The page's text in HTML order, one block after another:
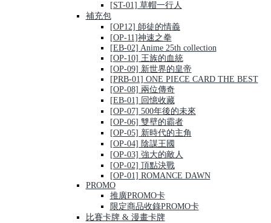
[ST-01] 草帽一行人
補充包
[OP12] 師徒的情義
[OP-11]神速之拳
[EB-02] Anime 25th collection
[OP-10] 王族的血統
[OP-09] 新世界的皇帝
[PRB-01] ONE PIECE CARD THE BEST
[OP-08] 兩位傳奇
[EB-01] 回憶收藏
[OP-07] 500年後的未來
[OP-06] 雙壁的霸者
[OP-05] 新時代的主角
[OP-04] 陰謀王國
[OP-03] 強大的敵人
[OP-02] 頂點決戰
[OP-01] ROMANCE DAWN
PROMO
推廣PROMO卡
限定商品收錄PROMO卡
比賽卡牌 & 漫畫卡牌